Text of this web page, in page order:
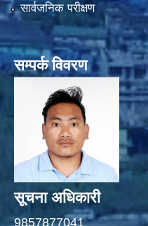
सार्वजनिक परीक्षण
सम्पर्क विवरण
सूचना अधिकारी
9857877041